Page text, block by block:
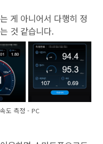
게 아니어서 다행히 정
것 같습니다.
도 측정 - PC